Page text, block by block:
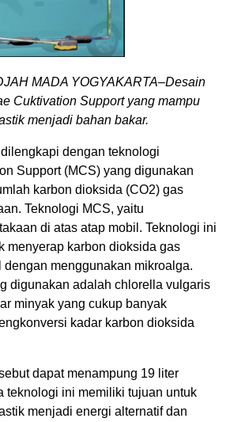
MADA YOGYAKARTA–Desain
Cuktivation Support yang mampu
menjadi bahan bakar.
dengan teknologi
Support (MCS) yang digunakan
karbon dioksida (CO2) gas
Teknologi MCS, yaitu
di atas atap mobil. Teknologi ini
menyerap karbon dioksida gas
dengan menggunakan mikroalga.
digunakan adalah chlorella vulgaris
minyak yang cukup banyak
kadar karbon dioksida
dapat menampung 19 liter
teknologi ini memiliki tujuan untuk
menjadi energi alternatif dan